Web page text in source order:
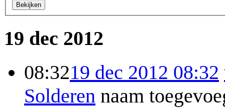
Bekijken
19 dec 2012
08:3219 dec 2012 08:32
Solderen naam